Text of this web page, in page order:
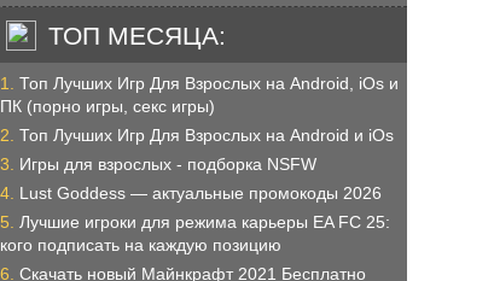
ТОП МЕСЯЦА:
Топ Лучших Игр Для Взрослых на Android, iOs и
ПК (порно игры, секс игры)
Топ Лучших Игр Для Взрослых на Android и iOs
Игры для взрослых - подборка NSFW
Lust Goddess — актуальные промокоды 2026
Лучшие игроки для режима карьеры EA FC 25:
кого подписать на каждую позицию
Скачать новый Майнкрафт 2021 Бесплатно